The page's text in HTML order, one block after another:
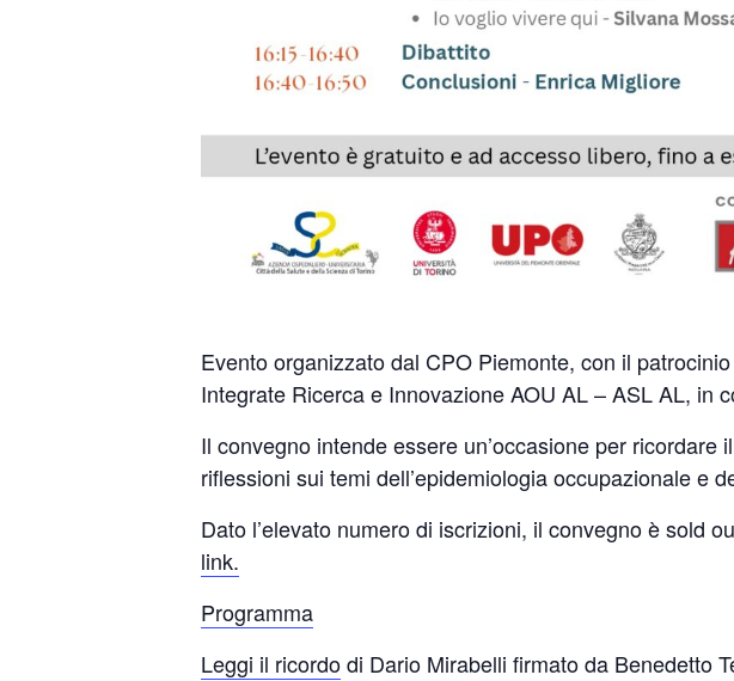
Evento organizzato dal CPO Piemonte, con il
Integrate Ricerca e Innovazione AOU AL – ASL AL, in
Il convegno intende essere un’occasione per
riflessioni sui temi dell’epidemiologia occupazionale e
Dato l’elevato numero di iscrizioni, il convegno è sold
link.
Programma
Leggi il ricordodi Dario Mirabelli firmato da Benedetto